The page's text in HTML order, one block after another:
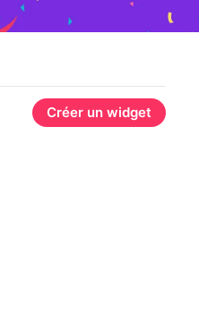
Créer un widget